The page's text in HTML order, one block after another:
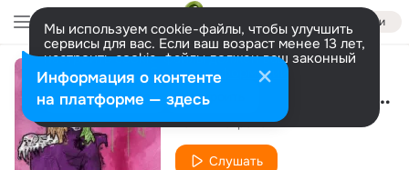
Войти
Мы используем cookie-файлы, чтобы улучшить
сервисы для вас. Если ваш возраст менее 13 лет,
настроить cookie-файлы должен ваш законный
представитель. Больше информации
Разрешить все Настроить Пацаны из падиков (mmvr)
Холли Ветролов
Слушать
Информация о контенте
на платформе — здесь